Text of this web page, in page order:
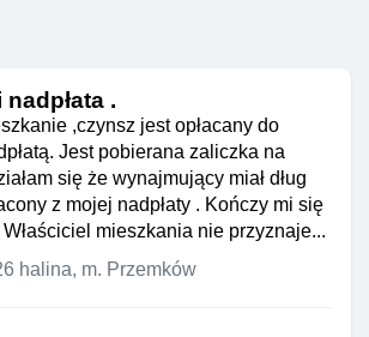
nadpłata .
,czynsz jest opłacany do
Jest pobierana zaliczka na
się że wynajmujący miał dług
z mojej nadpłaty . Kończy mi się
mieszkania nie przyznaje...
halina, m. Przemków